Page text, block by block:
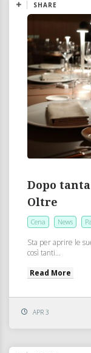
SHARE
Dopo
Oltre
Cena News
Sta per aprire le
così tanti...
Read More
APR 3